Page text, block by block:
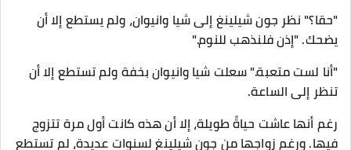
"حقا؟" نظر جون شيلينغ إلى شيا وانيوان، ولم يستطع إلا أن
يضحك. "إذن فلنذهب للنوم."
"أنا لست متعبة." سعلت شيا وانيوان بخفة ولم تستطع إلا أن
تنظر إلى الساعة.
رغم أنها عاشت حياةً طويلة، إلا أن هذه كانت أول مرة تتزوج
فيها. ورغم زواجها من جون شيلينغ لسنوات عديدة، لم تستطع